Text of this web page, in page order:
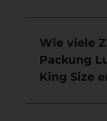
Wie viele
Packung
King Size